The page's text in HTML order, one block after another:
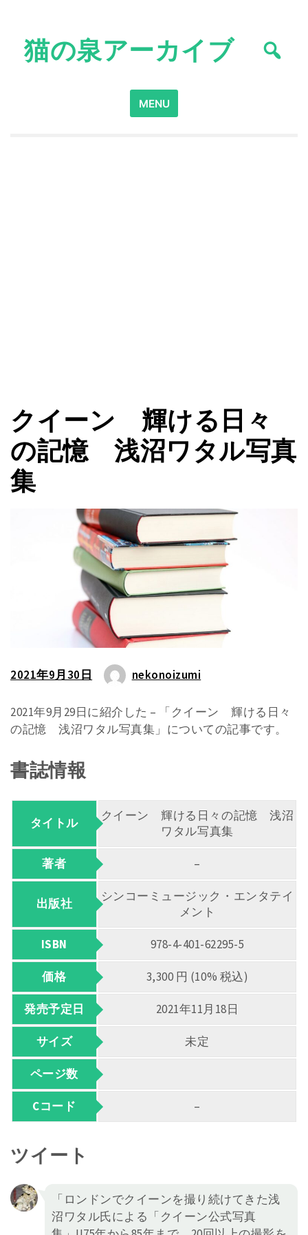
content猫の泉アーカイブ
Search
for:
MENU
クイーン 輝ける日々
の記憶 浅沼ワタル写真
集
2021年9月30日 nekonoizumi
2021年9月29日に紹介した – 「クイーン 輝ける日々
の記憶 浅沼ワタル写真集」についての記事です。
書誌情報
タイトル
クイーン 輝ける日々の記憶 浅沼
ワタル写真集
著者 –
出版社
シンコーミュージック・エンタテイ
メント
ISBN 978-4-401-62295-5
価格 3,300 円 (10% 税込)
発売予定日 2021年11月18日
サイズ 未定
ページ数
Cコード –
ツイート
「ロンドンでクイーンを撮り続けてきた浅
沼ワタル氏による「クイーン公式写真